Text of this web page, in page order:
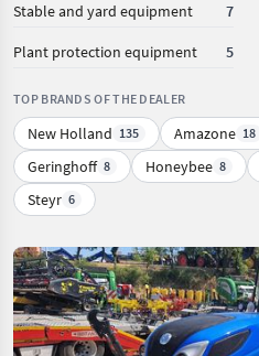
Stable and yard equipment 7
Plant protection equipment 5
TOP BRANDS OF THE DEALER
New Holland 135 Amazone 18
Geringhoff 8 Honeybee 8
Steyr 6